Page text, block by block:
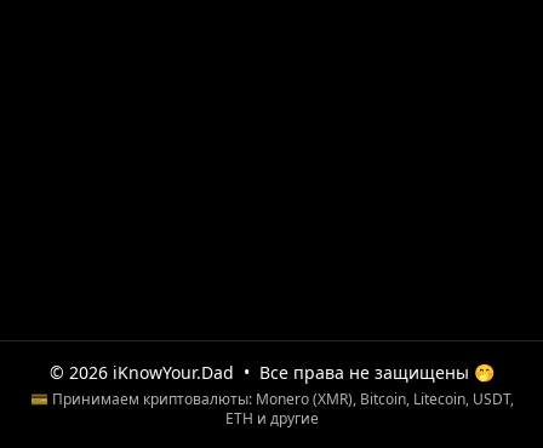
© 2026 iKnowYour.Dad • Все права не защищены 🤭
💳 Принимаем криптовалюты: Monero (XMR), Bitcoin, Litecoin, USDT,
ETH и другие